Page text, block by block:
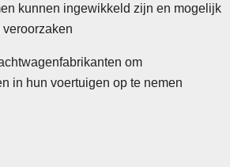
kunnen ingewikkeld zijn en mogelijk
om
in hun voertuigen op te nemen